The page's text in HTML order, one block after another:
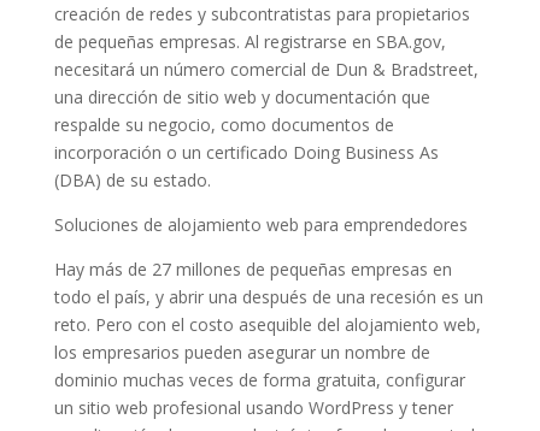
creación de redes y subcontratistas para propietarios
de pequeñas empresas. Al registrarse en SBA.gov,
necesitará un número comercial de Dun & Bradstreet,
una dirección de sitio web y documentación que
respalde su negocio, como documentos de
incorporación o un certificado Doing Business As
(DBA) de su estado.
Soluciones de alojamiento web para emprendedores
Hay más de 27 millones de pequeñas empresas en
todo el país, y abrir una después de una recesión es un
reto. Pero con el costo asequible del alojamiento web,
los empresarios pueden asegurar un nombre de
dominio muchas veces de forma gratuita, configurar
un sitio web profesional usando WordPress y tener